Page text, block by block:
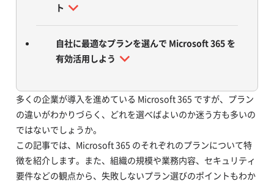
ト
自社に最適なプランを選んで Microsoft 365 を
有効活用しよう
多くの企業が導入を進めている Microsoft 365 ですが、プラン
の違いがわかりづらく、どれを選べばよいのか迷う方も多いの
ではないでしょうか。
この記事では、Microsoft 365 のそれぞれのプランについて特
徴を紹介します。また、組織の規模や業務内容、セキュリティ
要件などの観点から、失敗しないプラン選びのポイントもわか